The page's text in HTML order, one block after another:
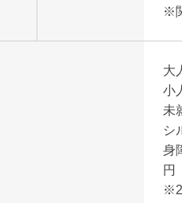
※
大
小
未
シ
身
円